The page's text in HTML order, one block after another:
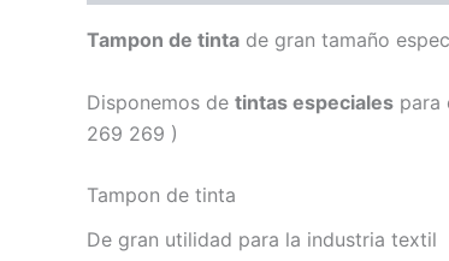
Tampon de tinta de gran tamaño
Disponemos de tintas especiales para
269 269 )
Tampon de tinta
De gran utilidad para la industria textil